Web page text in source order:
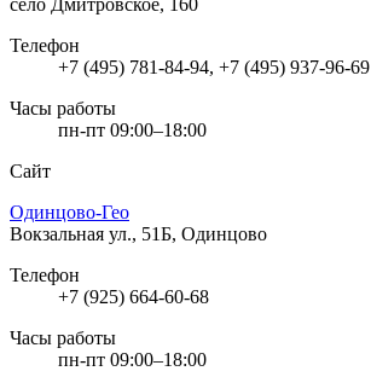
Телефон
+7 (495) 781-84-94, +7 (495) 937-96-69
Часы работы
пн-пт 09:00–18:00
Сайт
Одинцово-Гео
Вокзальная ул., 51Б, Одинцово
Телефон
+7 (925) 664-60-68
Часы работы
пн-пт 09:00–18:00